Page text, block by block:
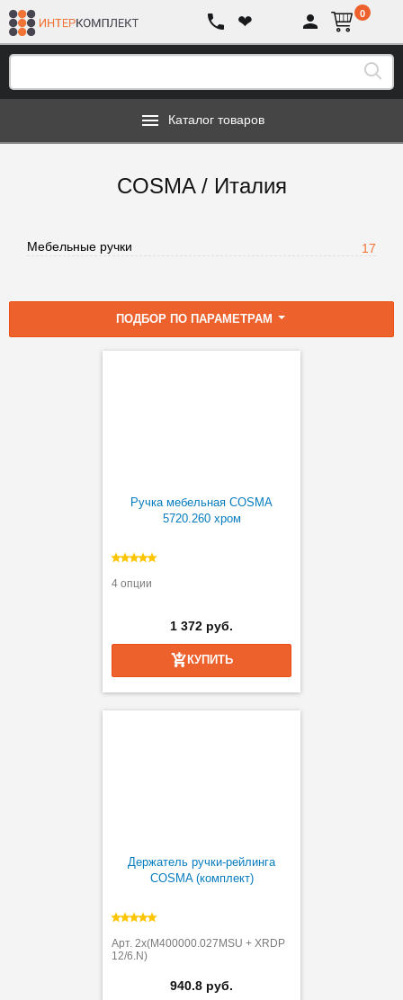
❤ 0
Каталог товаров
COSMA / Италия
Мебельные ручки 17
ПОДБОР ПО ПАРАМЕТРАМ
Ручка мебельная COSMA
5720.260 хром
4 опции
1 372 руб.
КУПИТЬ
Держатель ручки-рейлинга
COSMA (комплект)
Арт. 2х(M400000.027MSU + XRDP
12/6.N)
940.8 руб.